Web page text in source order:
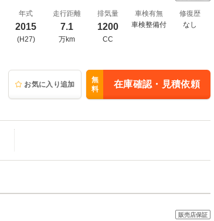
年式
2015
(H27)
走行距離
7.1
万km
排気量
1200
CC
車検有無
車検整備付
修復歴
なし
お気に入り追加
無
料
在庫確認・見積依頼
販売店保証